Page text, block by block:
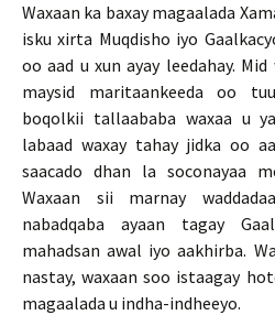
Waxaan ka baxay magaalada
isku xirta Muqdisho iyo
oo aad u xun ayay leedahay.
maysid maritaankeeda oo
boqolkii tallaababa waxaa u
labaad waxay tahay jidka oo
saacado dhan la soconayaa
Waxaan sii marnay
nabadqaba ayaan tagay
mahadsan awal iyo aakhirba.
nastay, waxaan soo istaagay
magaalada u indha-indheeyo.